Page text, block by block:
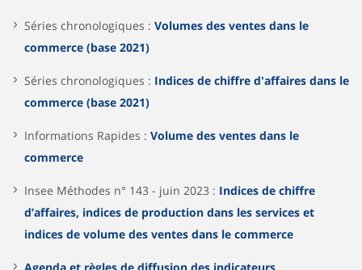
Séries chronologiques : Volumes des ventes dans le
commerce (base 2021)
Séries chronologiques : Indices de chiffre d'affaires dans le
commerce (base 2021)
Informations Rapides : Volume des ventes dans le
commerce
Insee Méthodes n° 143 - juin 2023 : Indices de chiffre
d’affaires, indices de production dans les services et
indices de volume des ventes dans le commerce